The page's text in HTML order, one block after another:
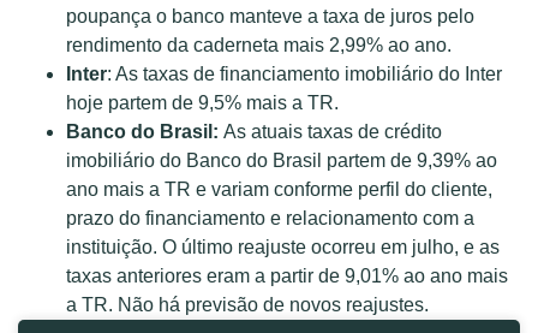
poupança o banco manteve a taxa de juros pelo
rendimento da caderneta mais 2,99% ao ano.
Inter: As taxas de financiamento imobiliário do Inter
hoje partem de 9,5% mais a TR.
Banco do Brasil: As atuais taxas de crédito
imobiliário do Banco do Brasil partem de 9,39% ao
ano mais a TR e variam conforme perfil do cliente,
prazo do financiamento e relacionamento com a
instituição. O último reajuste ocorreu em julho, e as
taxas anteriores eram a partir de 9,01% ao ano mais
a TR. Não há previsão de novos reajustes.